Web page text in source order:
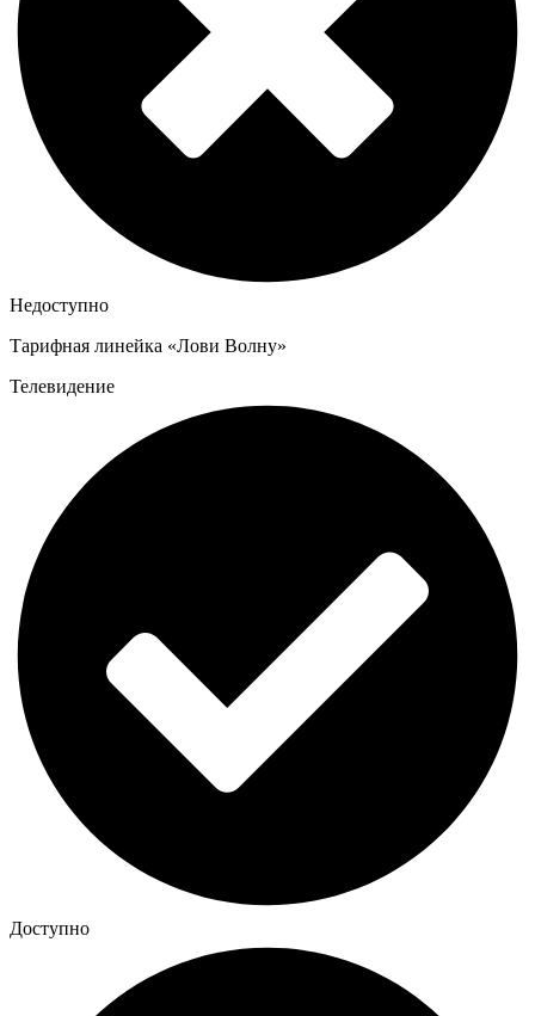
Недоступно
Тарифная линейка «Лови Волну»
Телевидение
Доступно